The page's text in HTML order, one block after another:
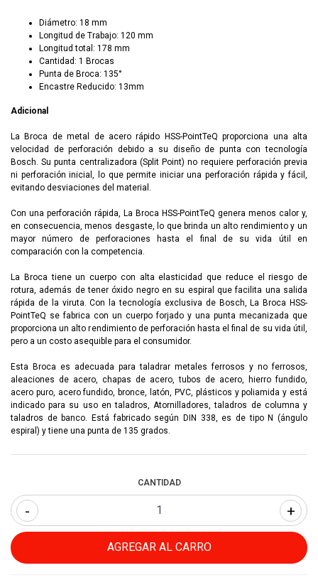
Diámetro: 18 mm
Longitud de Trabajo: 120 mm
Longitud total: 178 mm
Cantidad: 1 Brocas
Punta de Broca: 135°
Encastre Reducido: 13mm
Adicional
La Broca de metal de acero rápido HSS-PointTeQ proporciona una alta
velocidad de perforación debido a su diseño de punta con tecnología
Bosch. Su punta centralizadora (Split Point) no requiere perforación previa
ni perforación inicial, lo que permite iniciar una perforación rápida y fácil,
evitando desviaciones del material.
Con una perforación rápida, La Broca HSS-PointTeQ genera menos calor y,
en consecuencia, menos desgaste, lo que brinda un alto rendimiento y un
mayor número de perforaciones hasta el final de su vida útil en
comparación con la competencia.
La Broca tiene un cuerpo con alta elasticidad que reduce el riesgo de
rotura, además de tener óxido negro en su espiral que facilita una salida
rápida de la viruta. Con la tecnología exclusiva de Bosch, La Broca HSS-
PointTeQ se fabrica con un cuerpo forjado y una punta mecanizada que
proporciona un alto rendimiento de perforación hasta el final de su vida útil,
pero a un costo asequible para el consumidor.
Esta Broca es adecuada para taladrar metales ferrosos y no ferrosos,
aleaciones de acero, chapas de acero, tubos de acero, hierro fundido,
acero puro, acero fundido, bronce, latón, PVC, plásticos y poliamida y está
indicado para su uso en taladros, Atornilladores, taladros de columna y
taladros de banco. Está fabricado según DIN 338, es de tipo N (ángulo
espiral) y tiene una punta de 135 grados.
CANTIDAD
+
-